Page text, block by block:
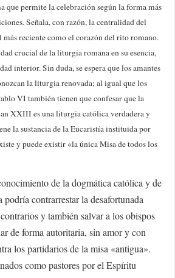
que permite la celebración según la forma más
Señala, con razón, la centralidad del
reciente como el corazón del rito romano.
crucial de la liturgia romana en su esencia,
interior. Sin duda, se espera que los amantes
la liturgia renovada; al igual que los
VI también tienen que confesar que la
XXIII es una liturgia católica verdadera y
la sustancia de la Eucaristía instituida por
y puede existir «la única Misa de todos los
de la dogmática católica y de
contrarrestar la desafortunada
y también salvar a los obispos
de forma autoritaria, sin amor y con
los partidarios de la misa «antigua».
como pastores por el Espíritu